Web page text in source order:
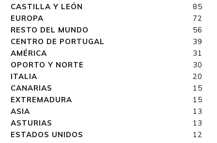
CASTILLA Y LEÓN
85
EUROPA
72
RESTO DEL MUNDO
56
CENTRO DE PORTUGAL
39
AMÉRICA
31
OPORTO Y NORTE
30
ITALIA
20
CANARIAS
15
EXTREMADURA
15
ASIA
13
ASTURIAS
13
ESTADOS UNIDOS
12